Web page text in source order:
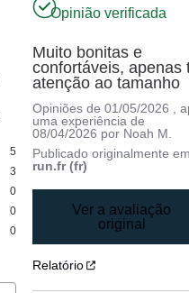
5
3
0
0
0
Opinião verificada
Muito bonitas e
confortáveis, apenas
atenção ao tamanho
Opiniões de01/05/2026
,
uma experiência de
08/04/2026 por Noah M.
Publicado originalmente
run.fr (fr)
Ver a avaliação
original
Relatório